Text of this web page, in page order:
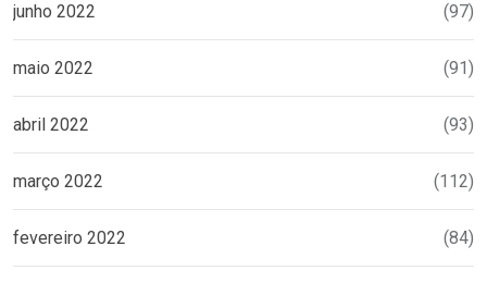
junho 2022 (97)
maio 2022 (91)
abril 2022 (93)
março 2022 (112)
fevereiro 2022 (84)